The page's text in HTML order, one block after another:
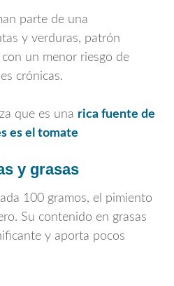
parte de una
y verduras, patrón
un menor riesgo de
crónicas.
que es una rica fuente de
es el tomate
y grasas
100 gramos, el pimiento
Su contenido en grasas
y aporta pocos